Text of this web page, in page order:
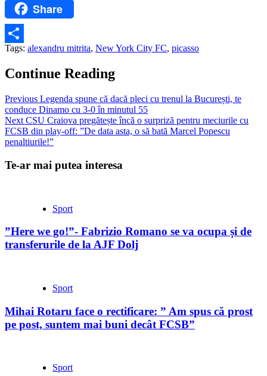
FacebookShare
Partajează
Tags: alexandru mitrita, New York City FC, picasso
Continue Reading
Previous Legenda spune că dacă pleci cu trenul la București, te
conduce Dinamo cu 3-0 în minutul 55
Next CSU Craiova pregătește încă o surpriză pentru meciurile cu
FCSB din play-off: ”De data asta, o să bată Marcel Popescu
penaltiurile!”
Te-ar mai putea interesa
Sport
”Here we go!”- Fabrizio Romano se va ocupa și de
transferurile de la AJF Dolj
Sport
Mihai Rotaru face o rectificare: ” Am spus că prost
pe post, suntem mai buni decât FCSB”
Sport